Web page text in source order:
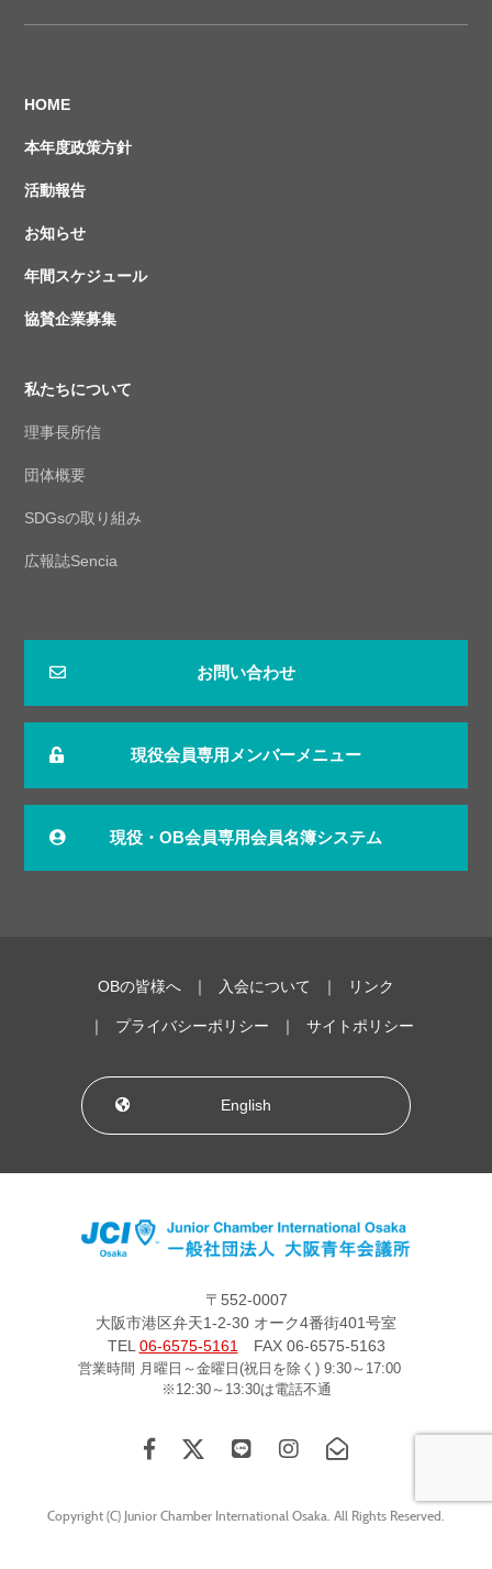
HOME
本年度政策方針
活動報告
お知らせ
年間スケジュール
協賛企業募集
私たちについて
理事長所信
団体概要
SDGsの取り組み
広報誌Sencia
お問い合わせ
現役会員専用メンバーメニュー
現役・OB会員専用会員名簿システム
OBの皆様へ 入会について リンク
プライバシーポリシー サイトポリシー
English
〒552-0007
大阪市港区弁天1-2-30 オーク4番街401号室
TEL 06-6575-5161 FAX 06-6575-5163
営業時間 月曜日～金曜日(祝日を除く) 9:30～17:00
※12:30～13:30は電話不通
Copyright (C) Junior Chamber International Osaka. All Rights Reserved.